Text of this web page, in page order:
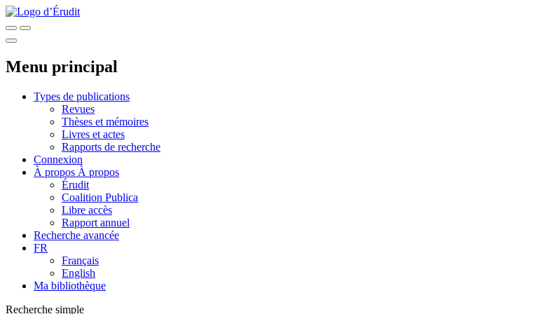
Menu principal
Types de publications
Revues
Thèses et mémoires
Livres et actes
Rapports de recherche
Connexion
À propos À propos
Érudit
Coalition Publica
Libre accès
Rapport annuel
Recherche avancée
FR
Français
English
Ma bibliothèque
Recherche simple